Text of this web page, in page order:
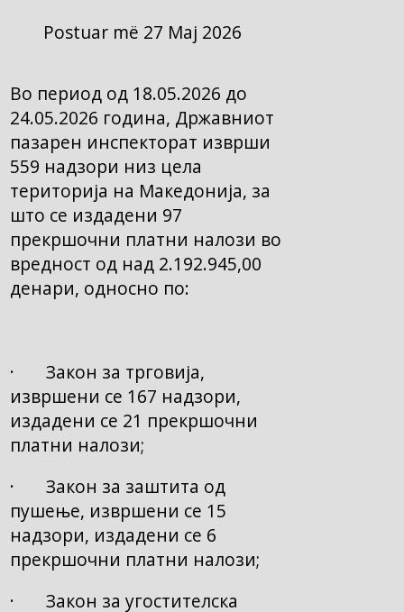
Postuar më 27 Maj 2026
Во период од 18.05.2026 до
24.05.2026 година, Државниот
пазарен инспекторат изврши
559 надзори низ цела
територија на Македонија, за
што се издадени 97
прекршочни платни налози во
вредност од над 2.192.945,00
денари, односно по:
· Закон за трговија,
извршени се 167 надзори,
издадени се 21 прекршочни
платни налози;
· Закон за заштита од
пушење, извршени се 15
надзори, издадени се 6
прекршочни платни налози;
· Закон за угостителска